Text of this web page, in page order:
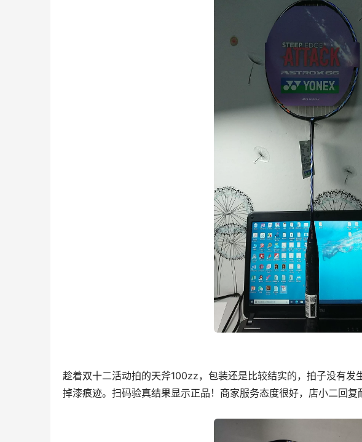
趁着双十二活动拍的天斧100zz，包装还是比较结实的，拍子没有发
掉漆痕迹。扫码验真结果显示正品！商家服务态度很好，店小二回复